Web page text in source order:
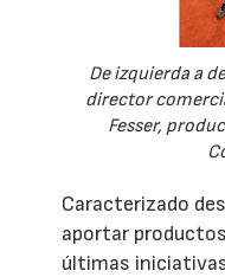
De izquierda a
director
Fesser,
Caracterizado
aportar
últimas